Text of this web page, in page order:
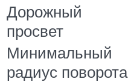
Дорожный
просвет
Минимальный
радиус поворота